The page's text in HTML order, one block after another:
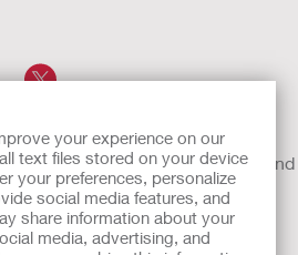
your experience on our
text files stored on your device
your preferences, personalize
social media features, and
share information about your
media, advertising, and
der EU vertrieben werden, sind
gekennzeichnet